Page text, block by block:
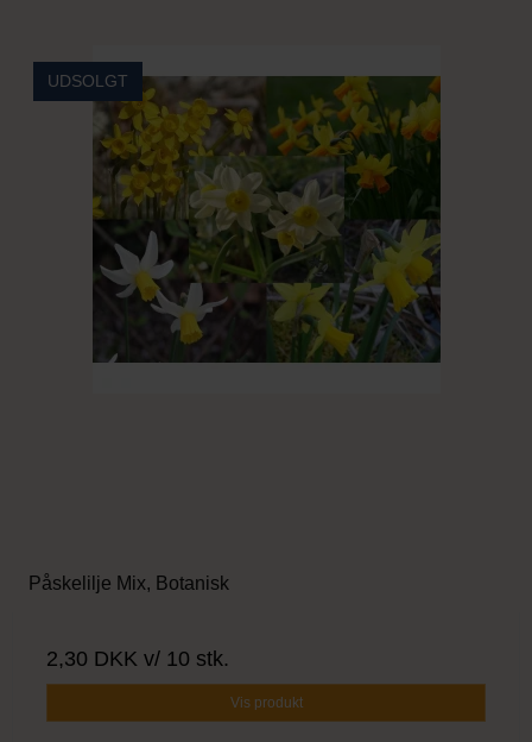
UDSOLGT
Påskelilje Mix, Botanisk
2,30 DKK v/ 10 stk.
Vis produkt